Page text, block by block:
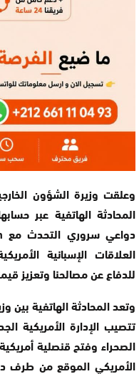
وعلقت وزيرة الشؤون
المحادثة الهاتفية عبر
العلاقات الإسبانية
للدفاع عن مصالحنا وتعزيز
وتعد المحادثة الهاتفية بين
تتصيب الإدارة الأمريكية
الصحراء وفتح قنصلية أمريكية
الأمريكي الموقع من طرف